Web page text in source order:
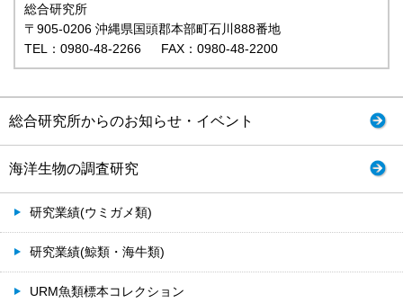
総合研究所
〒905-0206 沖縄県国頭郡本部町石川888番地
TEL：0980-48-2266 FAX：0980-48-2200
総合研究所からのお知らせ・イベント
海洋生物の調査研究
研究業績(ウミガメ類)
研究業績(鯨類・海牛類)
URM魚類標本コレクション